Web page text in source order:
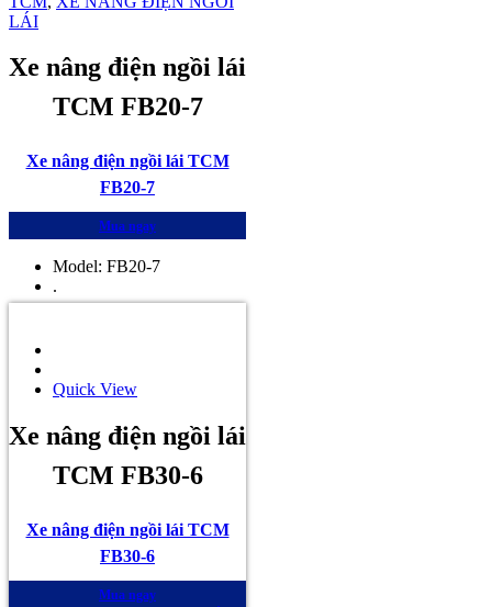
LÁI
Xe nâng điện ngồi lái
TCM FB20-7
Xe nâng điện ngồi lái TCM
FB20-7
Mua ngay
Model: FB20-7
.
Quick View
Xe nâng điện ngồi lái
TCM FB30-6
Xe nâng điện ngồi lái TCM
FB30-6
Mua ngay